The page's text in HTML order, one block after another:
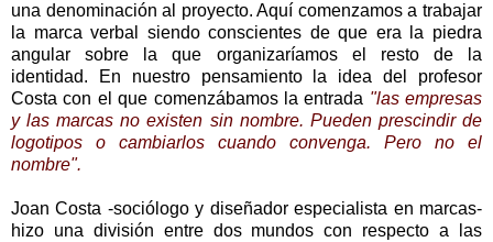
una denominación al proyecto. Aquí comenzamos a trabajar
la marca verbal siendo conscientes de que era la piedra
angular sobre la que organizaríamos el resto de la
identidad. En nuestro pensamiento la idea del profesor
Costa con el que comenzábamos la entrada "las empresas
y las marcas no existen sin nombre. Pueden prescindir de
logotipos o cambiarlos cuando convenga. Pero no el
nombre".
Joan Costa -sociólogo y diseñador especialista en marcas-
hizo una división entre dos mundos con respecto a las